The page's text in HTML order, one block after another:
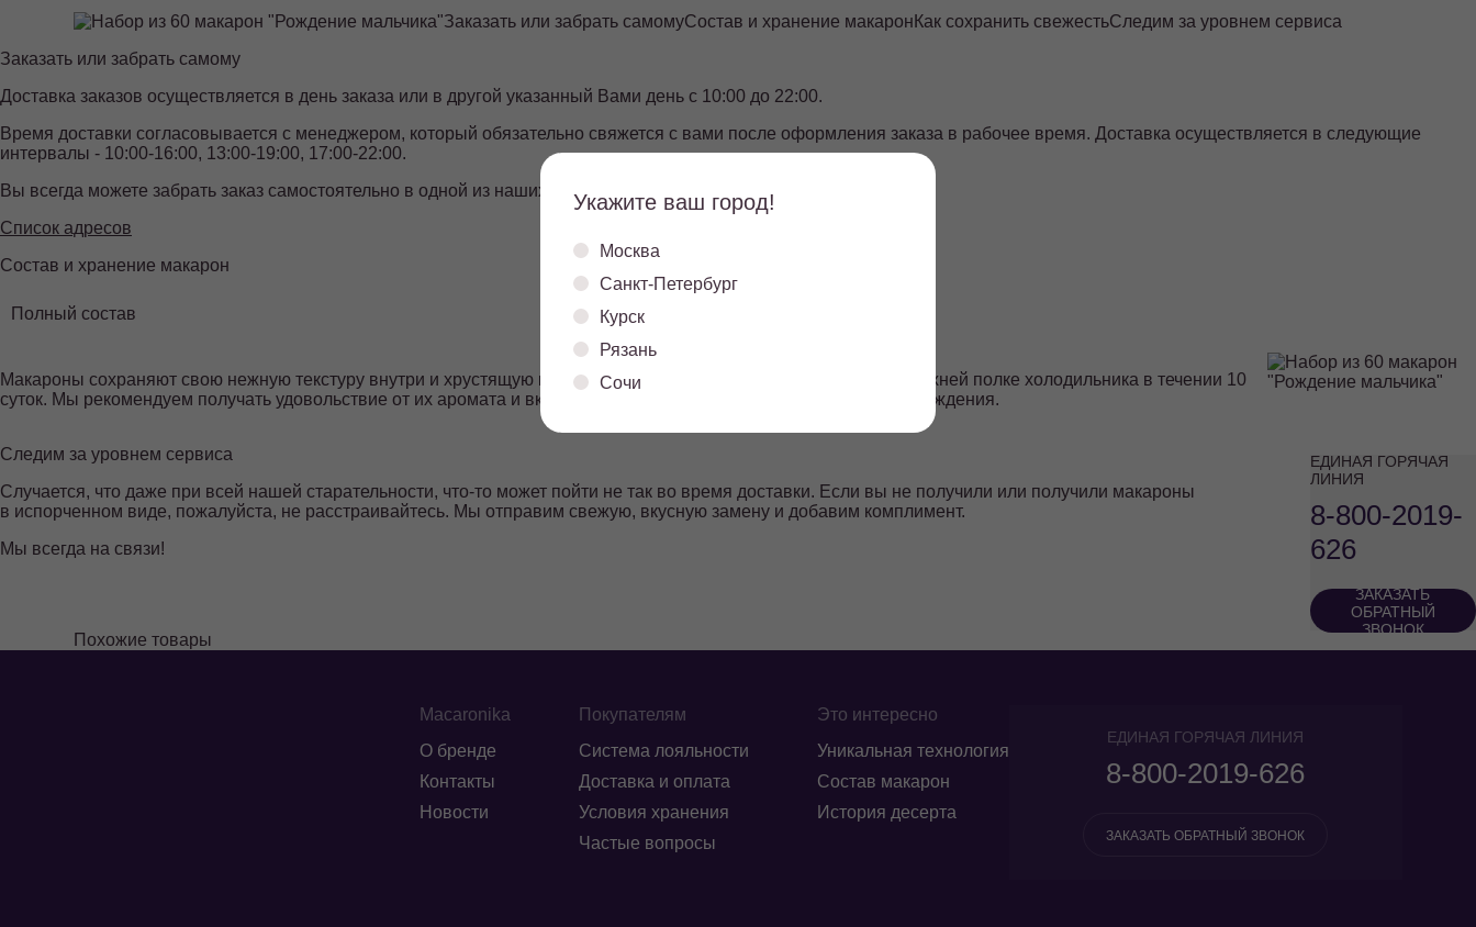
Заказать или забрать самомуСостав и хранение макарон Как сохранить свежестьСледим за уровнем сервиса
Заказать или забрать самому
Доставка заказов осуществляется в день заказа или в другой указанный Вами день с 10:00 до 22:00.
Время доставки согласовывается с менеджером, который обязательно свяжется с вами после оформления заказа в рабочее время. Доставка осуществляется в следующие
интервалы - 10:00-16:00, 13:00-19:00, 17:00-22:00.
Вы всегда можете забрать заказ самостоятельно в одной из наших точек продаж.
Список адресов
Состав и хранение макарон
Полный состав
Макароны сохраняют свою нежную текстуру внутри и хрустящую корочку снаружи при температуре 4±2°С на верхней полке холодильника в течении 10
суток. Мы рекомендуем получать удовольствие от их аромата и вкуса в первые 72 часа для максимального наслаждения.
Следим за уровнем сервиса
Случается, что даже при всей нашей старательности, что-то может пойти не так во время доставки. Если вы не получили или получили макароны
в испорченном виде, пожалуйста, не расстраивайтесь. Мы отправим свежую, вкусную замену и добавим комплимент.
Мы всегда на связи!
ЕДИНАЯ ГОРЯЧАЯ
ЛИНИЯ
8-800-2019-
626
ЗАКАЗАТЬ
ОБРАТНЫЙ
ЗВОНОК
Похожие товары
Macaronika
О бренде
Контакты
Новости
Покупателям
Система лояльности
Доставка и оплата
Условия хранения
Частые вопросы
Это интересно
Уникальная технология
Состав макарон
История десерта
ЕДИНАЯ ГОРЯЧАЯ ЛИНИЯ
8-800-2019-626
ЗАКАЗАТЬ ОБРАТНЫЙ ЗВОНОК
Укажите ваш город!
Москва
Санкт-Петербург
Курск
Рязань
Сочи